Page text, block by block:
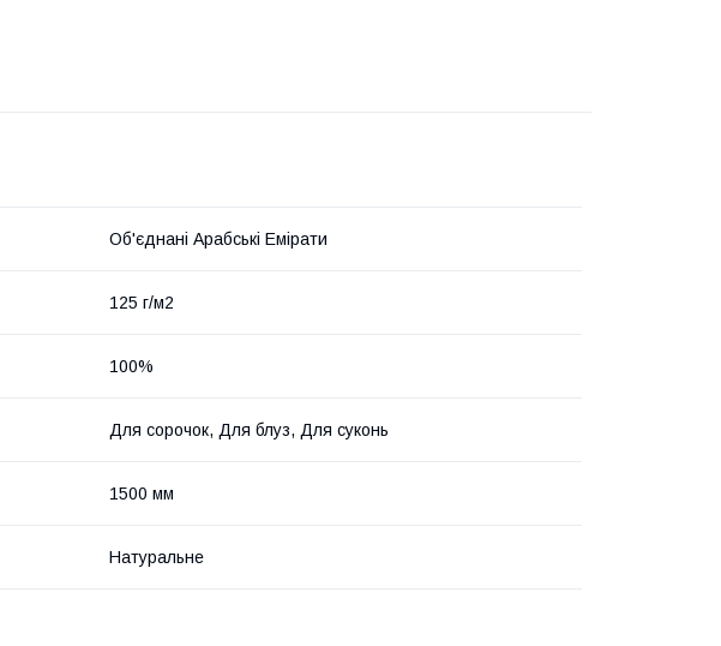
Об'єднані Арабські Емірати
125 г/м2
100%
Для сорочок, Для блуз, Для суконь
1500 мм
Натуральне